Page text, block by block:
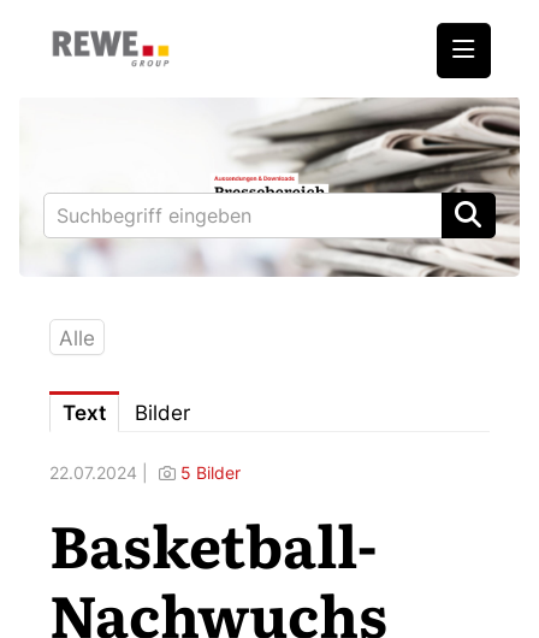
REWE International AG
BILLA
PENNY
BIPA
Downloads
Fotos – Vorstand
Kontakt
Alle
Text Bilder
22.07.2024 | 5 Bilder
Basketball-
Nachwuchs